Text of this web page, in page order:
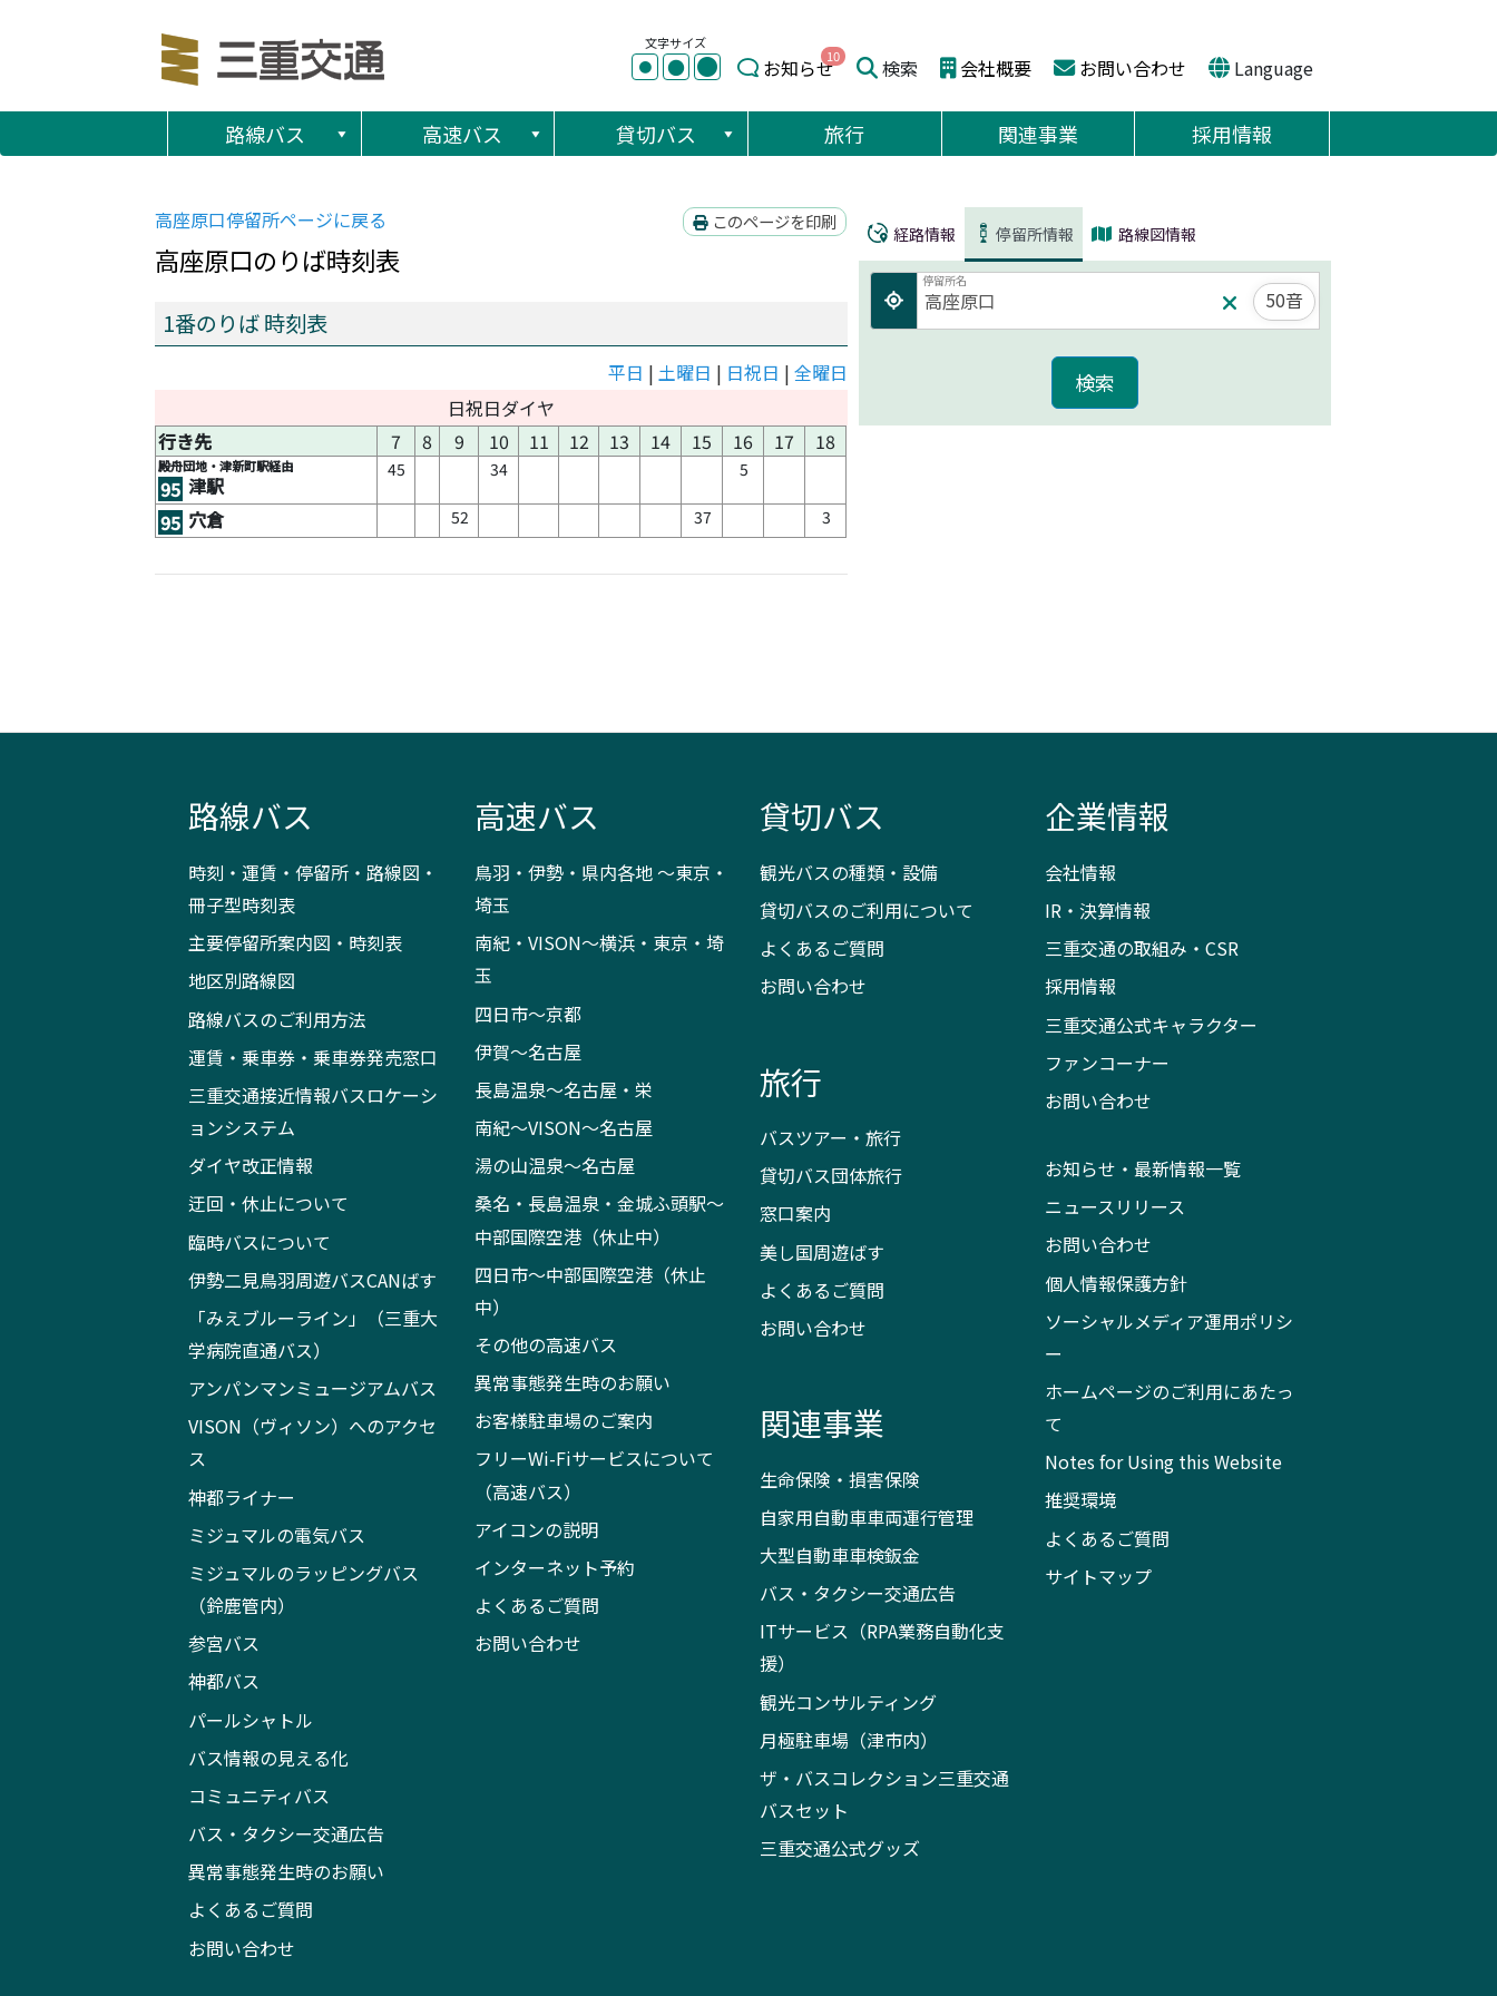
文字サイズ
● ● ● お知らせ10 検索 会社概要 お問い合わせ Language
路線バス 高速バス 貸切バス 旅行 関連事業 採用情報
このページを印刷
高座原口停留所ページに戻る
高座原口のりば時刻表
1番のりば 時刻表
平日 | 土曜日 | 日祝日 | 全曜日
日祝日ダイヤ
行き先
7 8 9 10 11 12 13 14 15 16 17 18
殿舟団地・津新町駅経由
95 津駅
45 34 5
95 穴倉 52 37 3
経路情報 停留所情報 路線図情報
停留所名
50音
路線バス
時刻・運賃・停留所・路線図・
冊子型時刻表
主要停留所案内図・時刻表
地区別路線図
路線バスのご利用方法
運賃・乗車券・乗車券発売窓口
三重交通接近情報バスロケーシ
ョンシステム
ダイヤ改正情報
迂回・休止について
臨時バスについて
伊勢二見鳥羽周遊バスCANばす
「みえブルーライン」（三重大
学病院直通バス）
アンパンマンミュージアムバス
VISON（ヴィソン）へのアクセ
ス
神都ライナー
ミジュマルの電気バス
ミジュマルのラッピングバス
（鈴鹿管内）
参宮バス
神都バス
パールシャトル
バス情報の見える化
コミュニティバス
バス・タクシー交通広告
異常事態発生時のお願い
よくあるご質問
お問い合わせ
高速バス
鳥羽・伊勢・県内各地 ～東京・
埼玉
南紀・VISON～横浜・東京・埼
玉
四日市～京都
伊賀～名古屋
長島温泉～名古屋・栄
南紀～VISON～名古屋
湯の山温泉～名古屋
桑名・長島温泉・金城ふ頭駅～
中部国際空港（休止中）
四日市～中部国際空港（休止
中）
その他の高速バス
異常事態発生時のお願い
お客様駐車場のご案内
フリーWi-Fiサービスについて
（高速バス）
アイコンの説明
インターネット予約
よくあるご質問
お問い合わせ
貸切バス
観光バスの種類・設備
貸切バスのご利用について
よくあるご質問
お問い合わせ
旅行
バスツアー・旅行
貸切バス団体旅行
窓口案内
美し国周遊ばす
よくあるご質問
お問い合わせ
関連事業
生命保険・損害保険
自家用自動車車両運行管理
大型自動車車検鈑金
バス・タクシー交通広告
ITサービス（RPA業務自動化支
援）
観光コンサルティング
月極駐車場（津市内）
ザ・バスコレクション三重交通
バスセット
三重交通公式グッズ
企業情報
会社情報
IR・決算情報
三重交通の取組み・CSR
採用情報
三重交通公式キャラクター
ファンコーナー
お問い合わせ
お知らせ・最新情報一覧
ニュースリリース
お問い合わせ
個人情報保護方針
ソーシャルメディア運用ポリシ
ー
ホームページのご利用にあたっ
て
Notes for Using this Website
推奨環境
よくあるご質問
サイトマップ